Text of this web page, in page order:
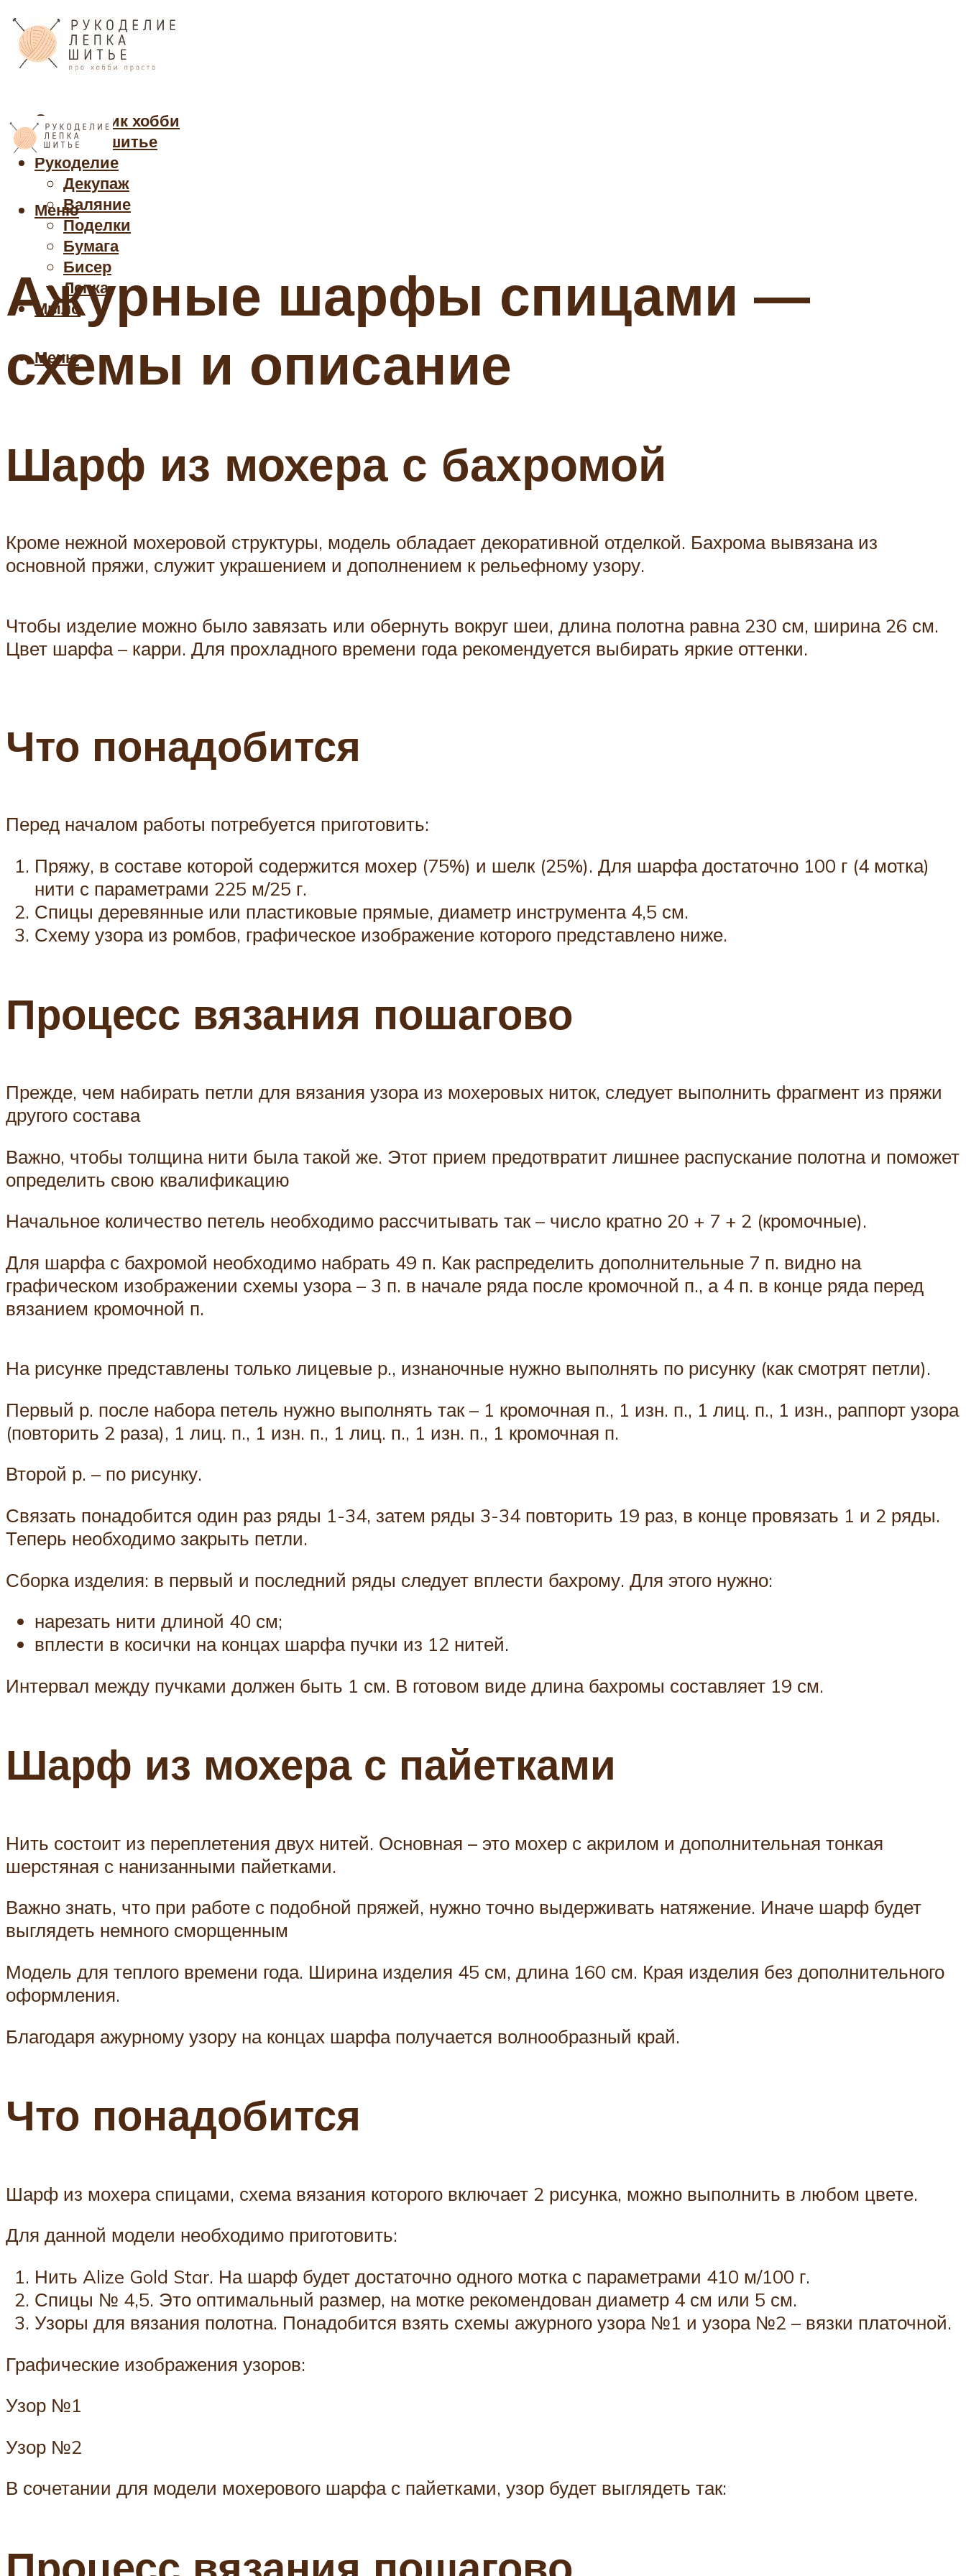
Cправочник хобби
Кройка и шитье
Рукоделие
Декупаж
Валяние
Поделки
Бумага
Бисер
Лепка
Мыло
Меню
Меню
Ажурные шарфы спицами —
схемы и описание
Шарф из мохера с бахромой
Кроме нежной мохеровой структуры, модель обладает декоративной отделкой. Бахрома вывязана из
основной пряжи, служит украшением и дополнением к рельефному узору.
Чтобы изделие можно было завязать или обернуть вокруг шеи, длина полотна равна 230 см, ширина 26 см.
Цвет шарфа – карри. Для прохладного времени года рекомендуется выбирать яркие оттенки.
Что понадобится
Перед началом работы потребуется приготовить:
Пряжу, в составе которой содержится мохер (75%) и шелк (25%). Для шарфа достаточно 100 г (4 мотка)
нити с параметрами 225 м/25 г.
Спицы деревянные или пластиковые прямые, диаметр инструмента 4,5 см.
Схему узора из ромбов, графическое изображение которого представлено ниже.
Процесс вязания пошагово
Прежде, чем набирать петли для вязания узора из мохеровых ниток, следует выполнить фрагмент из пряжи
другого состава
Важно, чтобы толщина нити была такой же. Этот прием предотвратит лишнее распускание полотна и поможет
определить свою квалификацию
Начальное количество петель необходимо рассчитывать так – число кратно 20 + 7 + 2 (кромочные).
Для шарфа с бахромой необходимо набрать 49 п. Как распределить дополнительные 7 п. видно на
графическом изображении схемы узора – 3 п. в начале ряда после кромочной п., а 4 п. в конце ряда перед
вязанием кромочной п.
На рисунке представлены только лицевые р., изнаночные нужно выполнять по рисунку (как смотрят петли).
Первый р. после набора петель нужно выполнять так – 1 кромочная п., 1 изн. п., 1 лиц. п., 1 изн., раппорт узора
(повторить 2 раза), 1 лиц. п., 1 изн. п., 1 лиц. п., 1 изн. п., 1 кромочная п.
Второй р. – по рисунку.
Связать понадобится один раз ряды 1-34, затем ряды 3-34 повторить 19 раз, в конце провязать 1 и 2 ряды.
Теперь необходимо закрыть петли.
Сборка изделия: в первый и последний ряды следует вплести бахрому. Для этого нужно:
нарезать нити длиной 40 см;
вплести в косички на концах шарфа пучки из 12 нитей.
Интервал между пучками должен быть 1 см. В готовом виде длина бахромы составляет 19 см.
Шарф из мохера с пайетками
Нить состоит из переплетения двух нитей. Основная – это мохер с акрилом и дополнительная тонкая
шерстяная с нанизанными пайетками.
Важно знать, что при работе с подобной пряжей, нужно точно выдерживать натяжение. Иначе шарф будет
выглядеть немного сморщенным
Модель для теплого времени года. Ширина изделия 45 см, длина 160 см. Края изделия без дополнительного
оформления.
Благодаря ажурному узору на концах шарфа получается волнообразный край.
Что понадобится
Шарф из мохера спицами, схема вязания которого включает 2 рисунка, можно выполнить в любом цвете.
Для данной модели необходимо приготовить:
Нить Alize Gold Star. На шарф будет достаточно одного мотка с параметрами 410 м/100 г.
Спицы № 4,5. Это оптимальный размер, на мотке рекомендован диаметр 4 см или 5 см.
Узоры для вязания полотна. Понадобится взять схемы ажурного узора №1 и узора №2 – вязки платочной.
Графические изображения узоров:
Узор №1
Узор №2
В сочетании для модели мохерового шарфа с пайетками, узор будет выглядеть так: